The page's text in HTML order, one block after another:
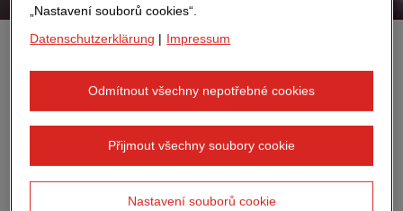
komplexní plánování. Dalším krokem je co nejhladší
průběh stavby. V dnešní době je obzvláště důležité
využívat zdroje moudře – digitální nástroje mohou
pomoci. S nimi nastavuje STRABAG nové standardy pro
„Nastavení souborů cookies“.
Datenschutzerklärung | Impressum
Odmítnout všechny nepotřebné cookies
Přijmout všechny soubory cookie
Nastavení souborů cookie